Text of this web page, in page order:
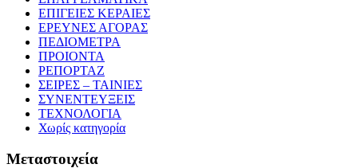
ΕΠΙΓΕΙΕΣ ΚΕΡΑΙΕΣ
ΕΡΕΥΝΕΣ ΑΓΟΡΑΣ
ΠΕΔΙΟΜΕΤΡΑ
ΠΡΟΙΟΝΤΑ
ΡΕΠΟΡΤΑΖ
ΣΕΙΡΕΣ – ΤΑΙΝΙΕΣ
ΣΥΝΕΝΤΕΥΞΕΙΣ
ΤΕΧΝΟΛΟΓΙΑ
Χωρίς κατηγορία
Μεταστοιχεία